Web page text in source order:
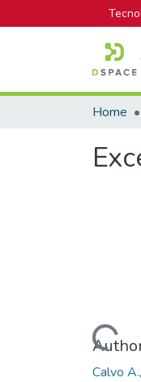
Home
Loading...
Calvo